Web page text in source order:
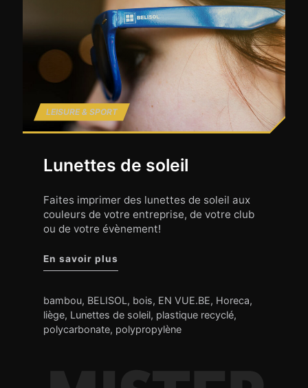
LEISURE & SPORT
Lunettes de soleil
Faites imprimer des lunettes de soleil aux
couleurs de votre entreprise, de votre club
ou de votre évènement!
En savoir plus
bambou, BELISOL , bois, EN VUE.BE, Horeca,
liège, Lunettes de soleil, plastique recyclé,
polycarbonate, polypropylène